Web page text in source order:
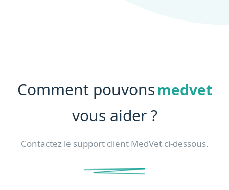
Comment pouvonsmedvet
vous aider ?
Contactez le support client MedVet ci-dessous.